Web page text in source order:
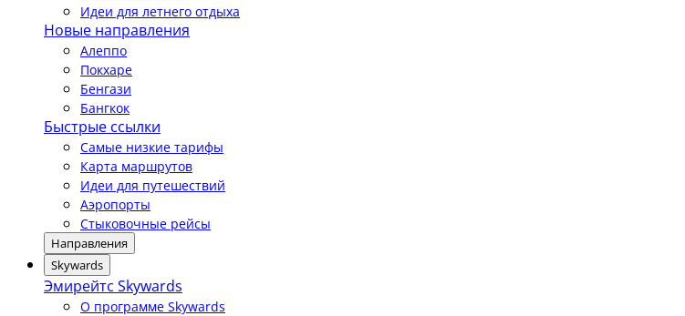
Идеи для летнего отдыха
Новые направления
Алеппо
Покхаре
Бенгази
Бангкок
Быстрые ссылки
Самые низкие тарифы
Карта маршрутов
Идеи для путешествий
Аэропорты
Стыковочные рейсы
Направления
Skywards
Эмирейтс Skywards
О программе Skywards